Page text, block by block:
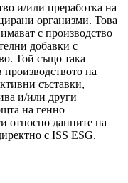
и/или преработка на
организми. Това
с производство
добавки с
Той също така
на
съставки,
и/или други
на генно
относно данните на
с ISS ESG.